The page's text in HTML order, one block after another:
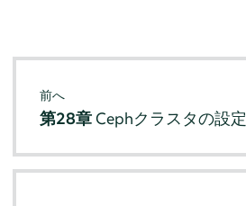
前へ
第28章Cephクラスタの設定